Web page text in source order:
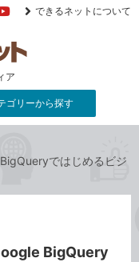
ア
YouTube
できるネットについて
ゴリーから探す
ではじめるビジ
BigQuery